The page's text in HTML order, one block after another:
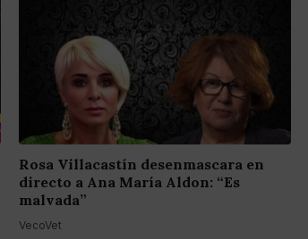
Rosa Villacastín desenmascara en
directo a Ana María Aldon: “Es
malvada”
VecoVet